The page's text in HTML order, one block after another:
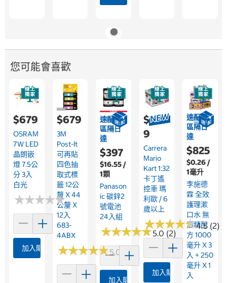
您可能會喜歡
$679
OSRAM
7W LED
晶朗嵌
燈 7.5公
分 3入
白光
★★★★★
★★★★★
加入購物車
$679
3M
Post-It
可再貼
四色抽
取式標
籤 12公
釐 X 44
公釐 X
12入
683-
4ABX
★★★★★
★★★★★5.0 (2)
速配限
區隔日
達
$397
$16.55 /
1顆
Panason
Ic 碳鋅2
號電池
24入組
★★★★★
★★★★★5.0 (2)
加入購物車
$1,18
9
Carrera
Mario
Kart 1:32
卡丁遙
控車 瑪
利歐 / 6
歲以上
★★★★★
★★★★★4.5 (2)
加入購物車
速配限
區隔日
達
$825
$0.26 /
1毫升
李施德
霖 全效
護理漱
口水 無
酒精配
方 1000
毫升 X 3
入 + 250
毫升 X 1
入